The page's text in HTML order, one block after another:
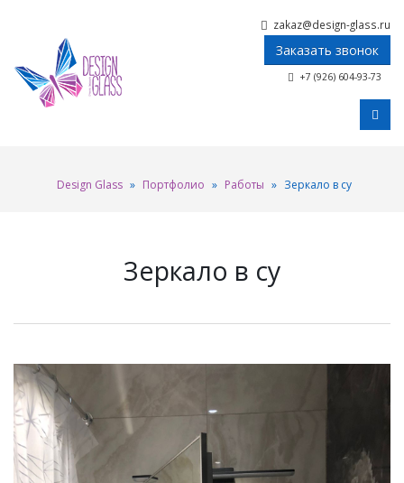
zakaz@design-glass.ru
Заказать звонок
+7 (926) 604-93-73
Design Glass » Портфолио » Работы » Зеркало в су
Зеркало в су